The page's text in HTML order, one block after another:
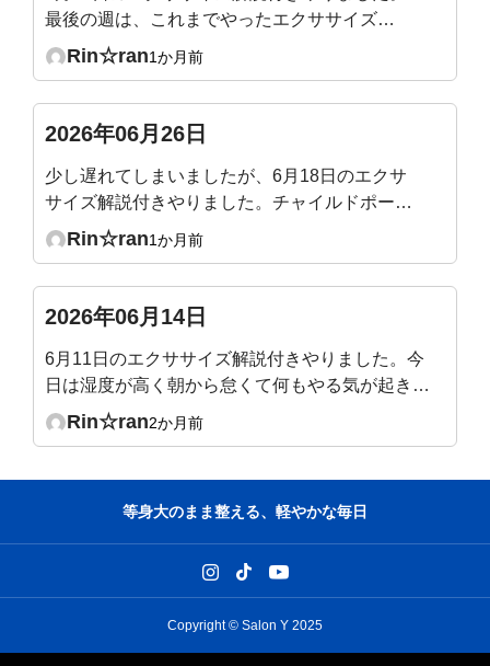
最後の週は、これまでやったエクササイズの
総まとめなので、やりやすくて1時間があっと
Rin☆ran1か月前
2026年06月26日
少し遅れてしまいましたが、6月18日のエクサ
サイズ解説付きやりました。チャイルドポーズ
で骨盤だけ後傾するのが意外と難しかったで
Rin☆ran1か月前
2026年06月14日
6月11日のエクササイズ解説付きやりました。今
日は湿度が高く朝から怠くて何もやる気が起きな
かったのですが、ライブ1時間をやっているうち
とおっしゃっていて、本当にその通りだな、うん
うん、と頷きながら今日のエクササイズ終えまし
た。ありがとうございました。
Rin☆ran2か月前
等身大のまま整える、軽やかな毎日
Copyright © Salon Y 2025